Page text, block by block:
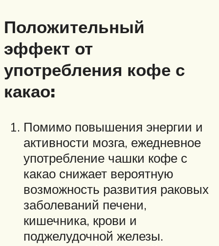
Положительный
эффект от
употребления кофе с
какао:
Помимо повышения энергии и
активности мозга, ежедневное
употребление чашки кофе с
какао снижает вероятную
возможность развития раковых
заболеваний печени,
кишечника, крови и
поджелудочной железы.